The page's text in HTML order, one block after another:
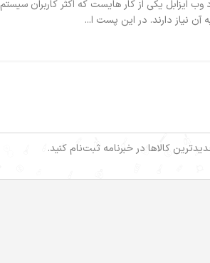
ایزابل یکی از کار هایست که اکثر کاربران سیستم
آن نیاز دارند. در این پست ا...
کالاها در خبرنامه ثبت‌نام کنید.